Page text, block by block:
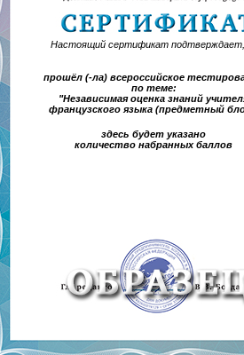
Настоящий сертификат
прошёл (-ла) всероссийское
по теме:
"Независимая оценка знаний
французского языка (предметный
здесь будет указано
количество набранных баллов